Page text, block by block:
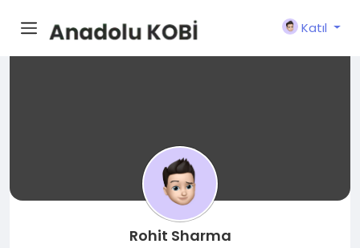
Katıl
Rohit Sharma